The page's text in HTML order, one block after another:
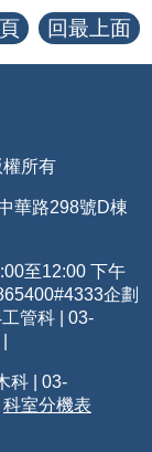
回最上面
所有
華路298號D棟
至12:00 下午
#4333企劃
管科 | 03-
科 | 03-
科室分機表